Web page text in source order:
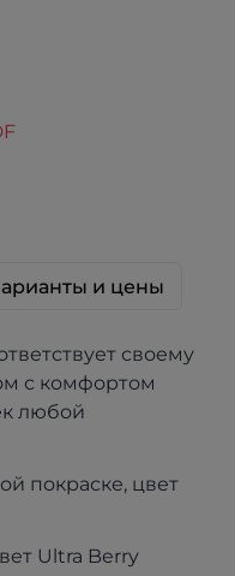
и цены
своему
с комфортом
любой
покраске, цвет
Ultra Berry